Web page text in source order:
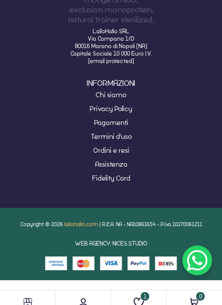
1 0
LalloHallo SRL
Via Campana 1/D
80016 Marano di Napoli (NA)
Capitale Sociale 10 000 Euro I.V.
[email protected]
INFORMAZIONI
Chi siamo
Privacy Policy
Pagamenti
Termini d'uso
Ordini e resi
Assistenza
Fidelity Card
Copyright © 2026 lallohallo.com | R.E.A. NA - NA10861654 - P.Iva 10170061211
WEB AGENCY: NICES.STUDIO